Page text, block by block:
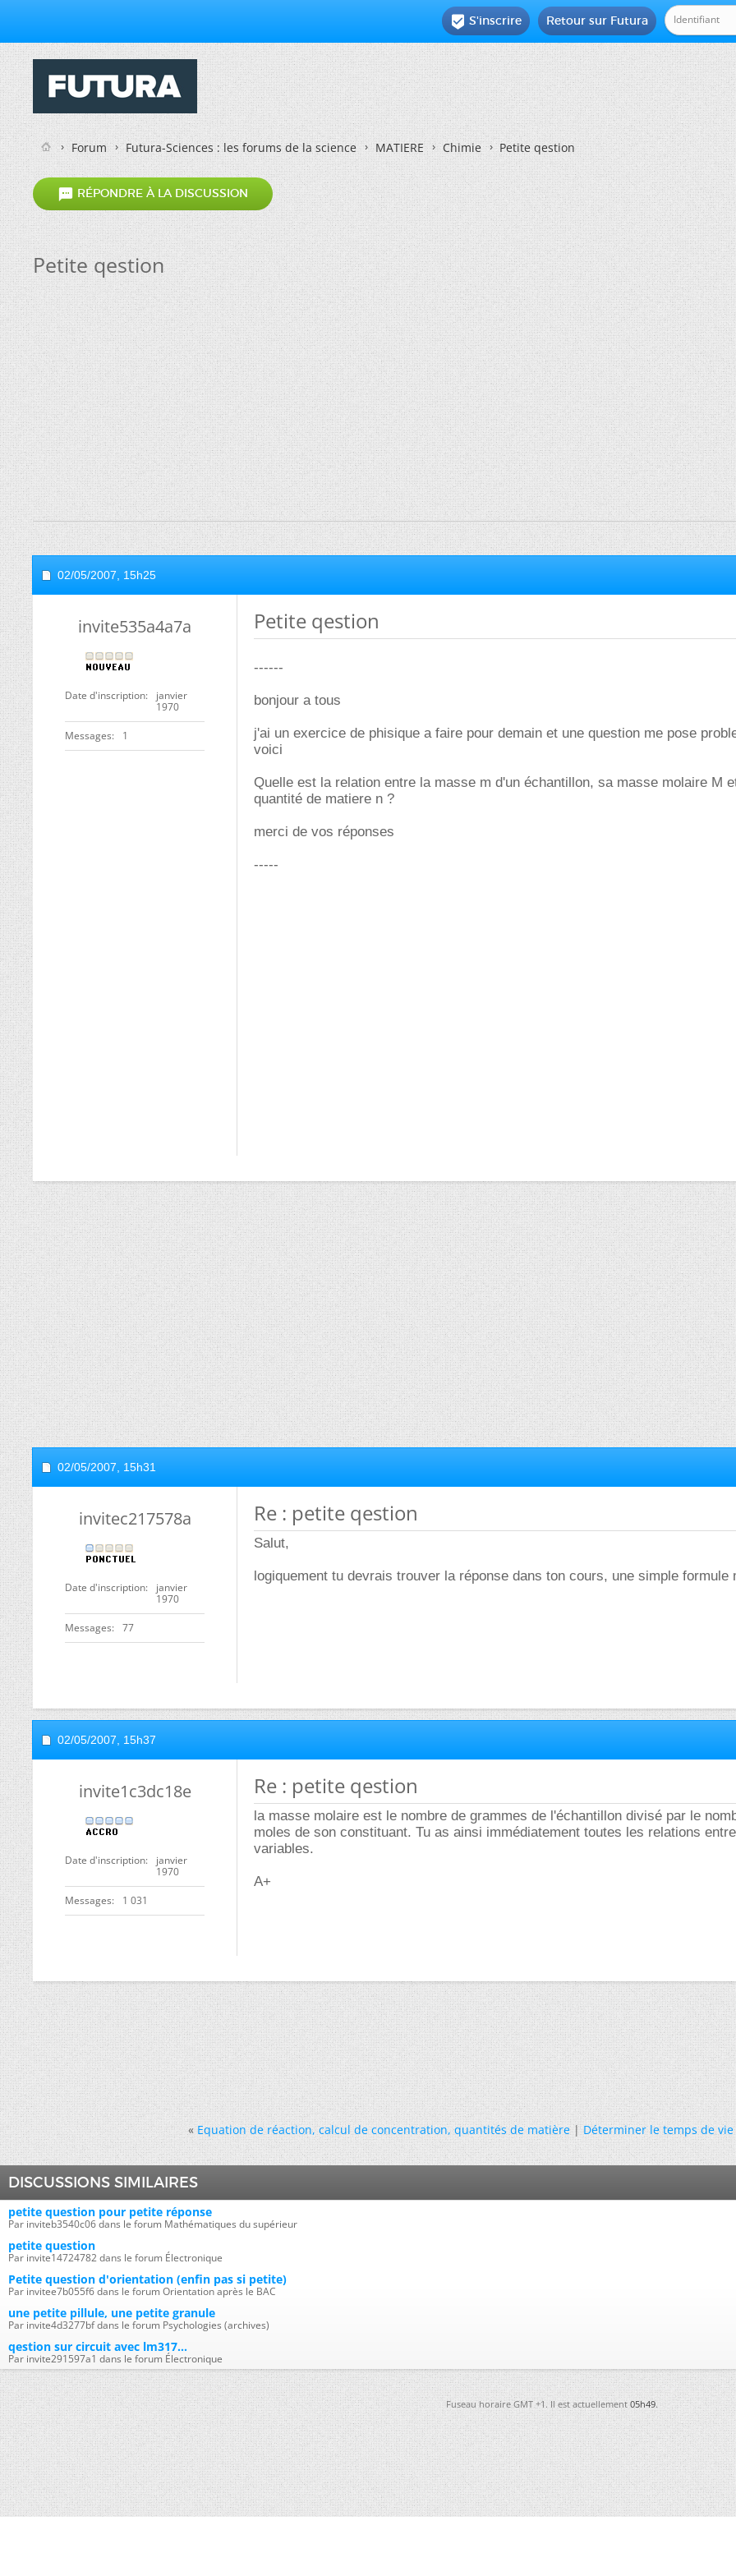
Retour sur Futura
 S'inscrire
Forum Futura-Sciences : les forums de la science MATIERE Chimie Petite qestion
 RÉPONDRE À LA DISCUSSION
Petite qestion
02/05/2007, 15h25
invite535a4a7a
Date d'inscription
janvier
1970
Messages 1
Petite qestion
------
bonjour a tous
j'ai un exercice de phisique a faire pour demain et une question me pose
voici
Quelle est la relation entre la masse m d'un échantillon, sa masse molaire M
quantité de matiere n ?
merci de vos réponses
-----
02/05/2007, 15h31
invitec217578a
Date d'inscription
janvier
1970
Messages 77
Re : petite qestion
Salut,
logiquement tu devrais trouver la réponse dans ton cours, une simple formule
02/05/2007, 15h37
invite1c3dc18e
Date d'inscription
janvier
1970
Messages 1 031
Re : petite qestion
la masse molaire est le nombre de grammes de l'échantillon divisé par le
moles de son constituant. Tu as ainsi immédiatement toutes les relations
variables.
A+
« Equation de réaction, calcul de concentration, quantités de matière|Déterminer le temps de
DISCUSSIONS SIMILAIRES
petite question pour petite réponse
Par inviteb3540c06 dans le forum Mathématiques du supérieur
petite question
Par invite14724782 dans le forum Électronique
Petite question d'orientation (enfin pas si petite)
Par invitee7b055f6 dans le forum Orientation après le BAC
une petite pillule, une petite granule
Par invite4d3277bf dans le forum Psychologies (archives)
qestion sur circuit avec lm317...
Par invite291597a1 dans le forum Électronique
Fuseau horaire GMT +1. Il est actuellement05h49.